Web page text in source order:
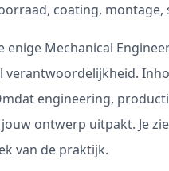
coating, montage,
enige Mechanical
verantwoordelijkheid.
engineering,
ontwerp uitpakt. Je
van de praktijk.